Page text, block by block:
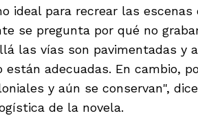
ideal para recrear las
se pregunta por qué no
las vías son pavimentadas y
están adecuadas. En cambio,
y aún se conservan",
de la novela.